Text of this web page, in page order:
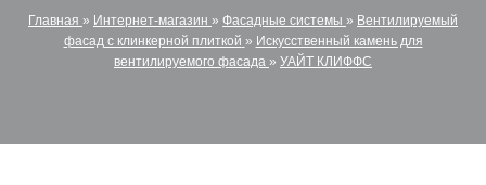
Главная » Интернет-магазин » Фасадные системы » Вентилируемый
фасад с клинкерной плиткой » Искусственный камень для
вентилируемого фасада » УАЙТ КЛИФФС